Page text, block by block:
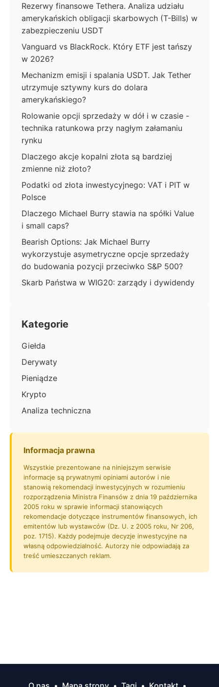
Rezerwy finansowe Tethera. Analiza udziału
amerykańskich obligacji skarbowych (T-Bills) w
zabezpieczeniu USDT
Vanguard vs BlackRock. Który ETF jest tańszy
w 2026?
Mechanizm emisji i spalania USDT. Jak Tether
utrzymuje sztywny kurs do dolara
amerykańskiego?
Rolowanie opcji sprzedaży w dół i w czasie -
technika ratunkowa przy nagłym załamaniu
rynku
Dlaczego akcje kopalni złota są bardziej
zmienne niż złoto?
Podatki od złota inwestycyjnego: VAT i PIT w
Polsce
Dlaczego Michael Burry stawia na spółki Value
i small caps?
Bearish Options: Jak Michael Burry
wykorzystuje asymetryczne opcje sprzedaży
do budowania pozycji przeciwko S&P 500?
Skarb Państwa w WIG20: zarządy i dywidendy
Kategorie
Giełda
Derywaty
Pieniądze
Krypto
Analiza techniczna
Informacja prawna
Wszystkie prezentowane na niniejszym serwisie
informacje są prywatnymi opiniami autorów i nie
stanowią rekomendacji inwestycyjnych w rozumieniu
rozporządzenia Ministra Finansów z dnia 19 października
2005 roku w sprawie informacji stanowiących
rekomendacje dotyczące instrumentów finansowych, ich
emitentów lub wystawców (Dz. U. z 2005 roku, Nr 206,
poz. 1715). Każdy podejmuje decyzje inwestycyjne na
własną odpowiedzialność. Autorzy nie odpowiadają za
treść umieszczanych reklam.